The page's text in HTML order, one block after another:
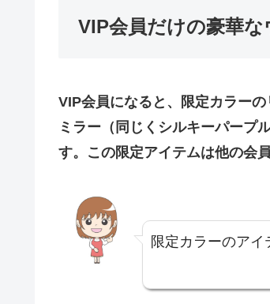
VIP会員だけの豪華
VIP会員になると、限定カラー
ミラー（同じくシルキーパープ
す。この限定アイテムは他の会
限定カラーのアイ